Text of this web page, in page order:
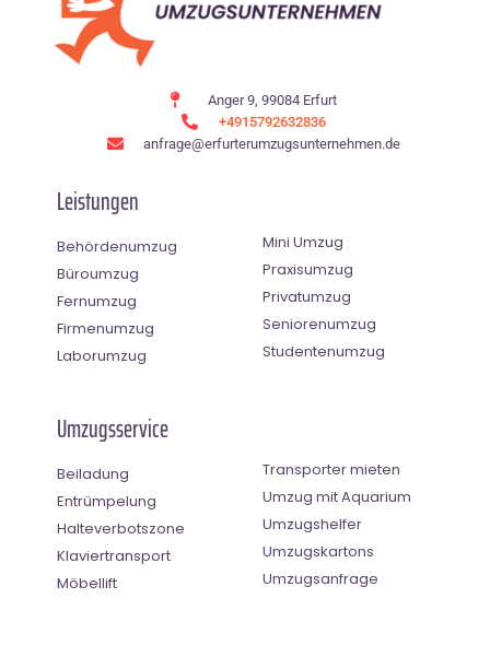
Anger 9, 99084 Erfurt
+4915792632836
anfrage@erfurterumzugsunternehmen.de
Leistungen
Behördenumzug
Büroumzug
Fernumzug
Firmenumzug
Laborumzug
Mini Umzug
Praxisumzug
Privatumzug
Seniorenumzug
Studentenumzug
Umzugsservice
Beiladung
Entrümpelung
Halteverbotszone
Klaviertransport
Möbellift
Transporter mieten
Umzug mit Aquarium
Umzugshelfer
Umzugskartons
Umzugsanfrage